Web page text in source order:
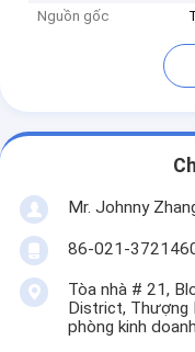
Nguồn gốc
Mr. Johnny
86-021-
Tòa nhà # 21,
District, Thượng
phòng kinh